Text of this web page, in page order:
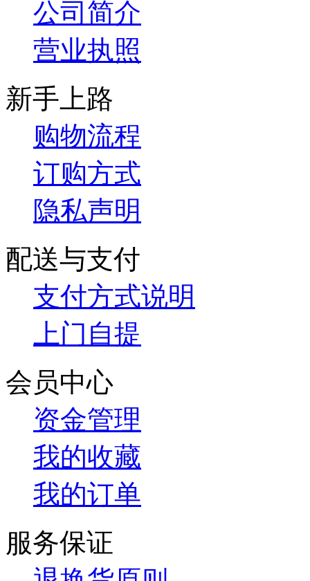
公司简介
营业执照
新手上路
购物流程
订购方式
隐私声明
配送与支付
支付方式说明
上门自提
会员中心
资金管理
我的收藏
我的订单
服务保证